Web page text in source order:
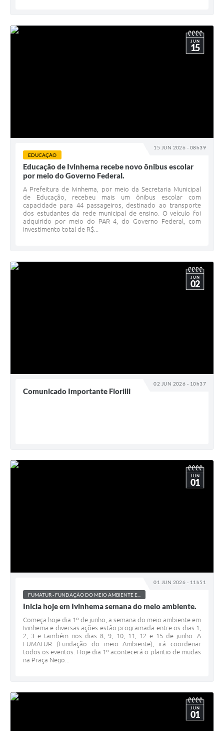
15 JUN 2026 - 08h39
JUN
15
EDUCAÇÃO
Educação de Ivinhema recebe novo ônibus escolar
por meio do Governo Federal.
A Prefeitura de Ivinhema, por meio da Secretaria Municipal
de Educação, recebeu mais um ônibus escolar com
capacidade para 44 passageiros, destinado ao transporte
dos estudantes da rede municipal de ensino. O veículo foi
adquirido por meio do PAR 4, do Governo Federal, com
investimento total de R$...
02 JUN 2026 - 10h37
JUN
02
Comunicado Importante Fiorilli
01 JUN 2026 - 11h51
JUN
01
FUMATUR - FUNDAÇÃO DO MEIO AMBIENTE E...
Inicia hoje em Ivinhema semana do meio ambiente.
Começa hoje dia 1º de junho, a semana do meio ambiente em
Ivinhema e diversas ações estão programada entre os dias 1,
2, 3 e também nos dias 8, 9, 10, 11, 12 e 15 de junho. A
FUMATUR (Fundação do meio Ambiente), irá coordenar
todos os eventos. Hoje dia 1º acontecerá o plantio de mudas
na Praça Nego...
JUN
01